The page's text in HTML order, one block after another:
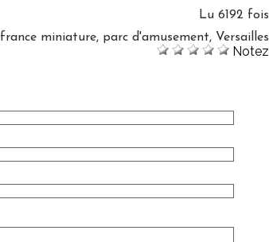
Lu 6192 fois
france miniature, parc d'amusement, Versailles
Notez